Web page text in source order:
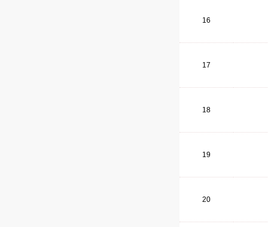
16
17
18
19
20